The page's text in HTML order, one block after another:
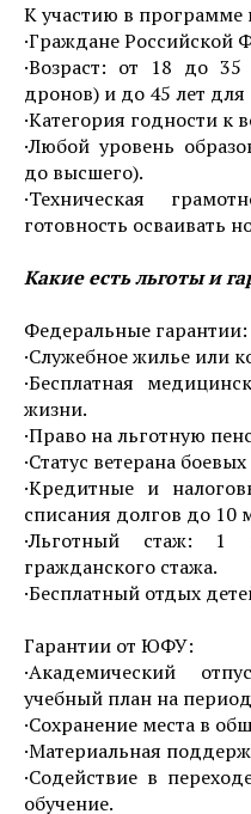
К участию в программе
·Граждане
·Возраст: от 18 до
дронов) и до 45 лет
·Категория годности к
·Любой уровень
до высшего).
·Техническая
готовность осваивать
Какие есть льготы и
Федеральные гарантии:
·Служебное жилье или
·Бесплатная
жизни.
·Право на льготную
·Статус ветерана
·Кредитные и
списания долгов до 10
·Льготный стаж:
гражданского стажа.
·Бесплатный отдых
Гарантии от ЮФУ:
·Академический
учебный план на
·Сохранение места в
·Материальная
·Содействие в
обучение.